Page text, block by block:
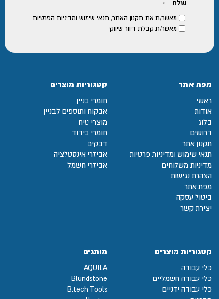
מאשר/ת את תקנון האתר, תנאי שימוש ומדיניות הפרטיות
מאשר/ת קבלת דיוור שיווקי
מפת אתר
ראשי
אודות
בלוג
דרושים
תקנון אתר
תנאי שימוש ומדיניות פרטיות
מדיניות משלוחים
הצהרת נגישות
מפת אתר
ביטול עסקה
יצירת קשר
קטגוריות מוצרים
חומרי בניין
אבקות ותוספים לבניין
מוצרי טיח
חומרי בידוד
דבקים
אביזרי אינסטלציה
אביזרי חשמל
קטגוריות מוצרים
כלי עבודה
כלי עבודה חשמליים
כלי עבודה ידניים
מותגים
AQUILA
Blundstone
B.tech Tools